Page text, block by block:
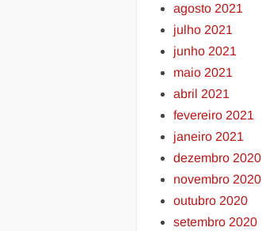
agosto 2021
julho 2021
junho 2021
maio 2021
abril 2021
fevereiro 2021
janeiro 2021
dezembro 2020
novembro 2020
outubro 2020
setembro 2020